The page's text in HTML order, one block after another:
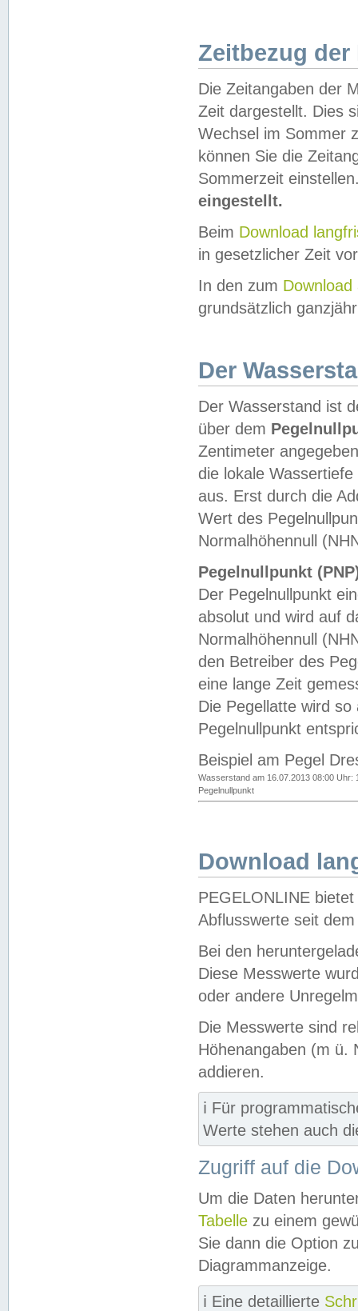
Zeitbezug der
Die Zeitangaben der
Zeit dargestellt. Dies
Wechsel im Sommer
können Sie die
Sommerzeit
eingestellt.
Beim Download
in gesetzlicher Zeit
In den zum Download
grundsätzlich
Der
Der Wasserstand ist
über dem
Zentimeter
die lokale
aus. Erst durch die
Wert des
Normalhöhennull
Pegelnullpunkt
Der Pegelnullpunkt
absolut und wird auf
Normalhöhennull
den Betreiber des
eine lange Zeit
Die Pegellatte wird
Pegelnullpunkt
Beispiel am Pegel
Wasserstand am 16.07.2013 08:00 Uhr:
Pegelnullpunkt
Download
PEGELONLINE
Abflusswerte seit
Bei den
Diese Messwerte
oder andere
Die Messwerte sind
Höhenangaben (m ü.
addieren.
ℹ️ Für
Werte stehen auch
Zugriff auf die
Um die Daten
Tabelle zu einem
Sie dann die Option
Diagrammanzeige.
ℹ️ Eine detaillierte